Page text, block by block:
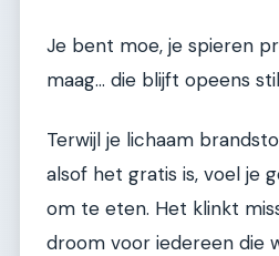
Je bent moe, je spieren
maag… die blijft opeens
Terwijl je lichaam
alsof het gratis is, voel je
om te eten. Het klinkt
droom voor iedereen die